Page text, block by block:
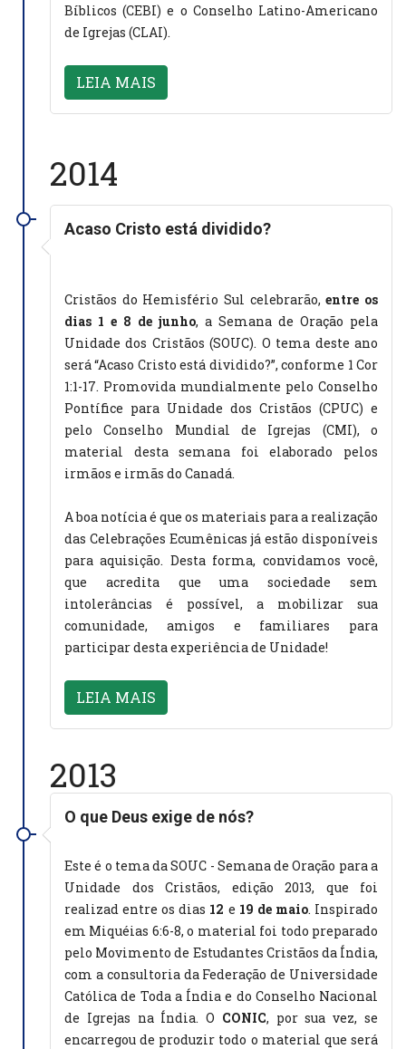
Bíblicos (CEBI) e o Conselho Latino-Americano
de Igrejas (CLAI).
LEIA MAIS
2014
Acaso Cristo está dividido?
Cristãos do Hemisfério Sul celebrarão,entre os
dias 1 e 8 de junho, a Semana de Oração pela
Unidade dos Cristãos (SOUC). O tema deste ano
será “Acaso Cristo está dividido?”, conforme 1 Cor
1:1-17. Promovida mundialmente pelo Conselho
Pontífice para Unidade dos Cristãos (CPUC) e
pelo Conselho Mundial de Igrejas (CMI), o
material desta semana foi elaborado pelos
irmãos e irmãs do Canadá.
A boa notícia é que os materiais para a realização
das Celebrações Ecumênicas já estão disponíveis
para aquisição. Desta forma, convidamos você,
que acredita que uma sociedade sem
intolerâncias é possível, a mobilizar sua
comunidade, amigos e familiares para
participar desta experiência de Unidade!
LEIA MAIS
2013
O que Deus exige de nós?
Este é o tema da SOUC - Semana de Oração para a
Unidade dos Cristãos, edição 2013, que foi
realizad entre os dias 12 e 19 de maio. Inspirado
em Miquéias 6:6-8, o material foi todo preparado
pelo Movimento de Estudantes Cristãos da Índia,
com a consultoria da Federação de Universidade
Católica de Toda a Índia e do Conselho Nacional
de Igrejas na Índia. O CONIC, por sua vez, se
encarregou de produzir todo o material que será